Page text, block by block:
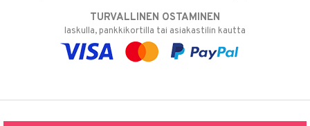
TURVALLINEN OSTAMINEN
laskulla, pankkikortilla tai asiakastilin kautta